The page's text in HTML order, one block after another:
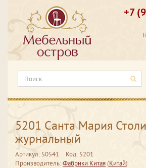
+7
5201 Санта Мария
журнальный
Артикул: 50541
Код: 5201
Производитель:Фабрики Китая(Китай)